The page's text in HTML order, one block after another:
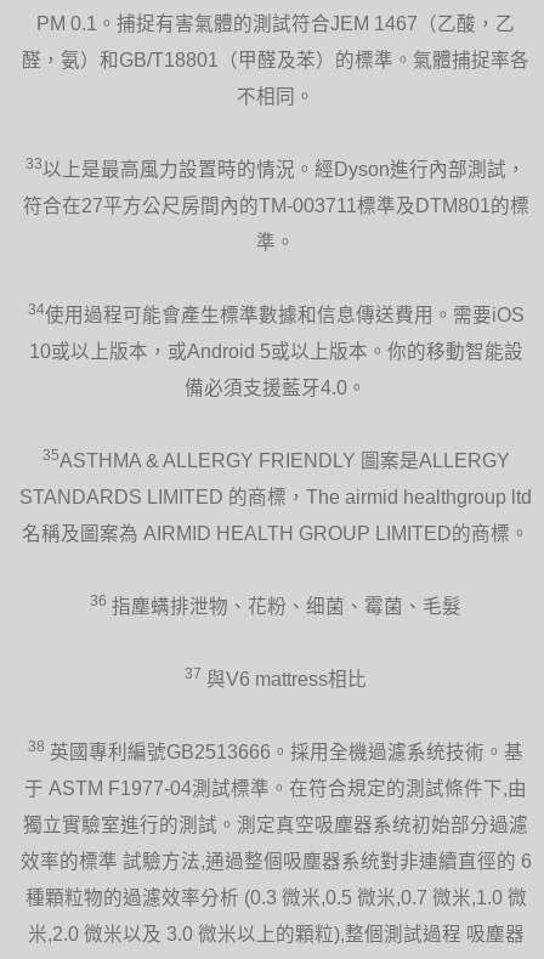
PM 0.1。捕捉有害氣體的測試符合JEM 1467（乙酸，乙
醛，氨）和GB/T18801（甲醛及苯）的標準。氣體捕捉率各
不相同。
33以上是最高風力設置時的情況。經Dyson進行內部測試，
符合在27平方公尺房間內的TM-003711標準及DTM801的標
準。
34使用過程可能會產生標準數據和信息傳送費用。需要iOS
10或以上版本，或Android 5或以上版本。你的移動智能設
備必須支援藍牙4.0。
35ASTHMA & ALLERGY FRIENDLY 圖案是ALLERGY
STANDARDS LIMITED 的商標，The airmid healthgroup ltd
名稱及圖案為 AIRMID HEALTH GROUP LIMITED的商標。
36 指塵螨排泄物、花粉、细菌、霉菌、毛髮
37 與V6 mattress相比
38 英國專利編號GB2513666。採用全機過濾系统技術。基
于 ASTM F1977-04測試標準。在符合規定的測試條件下,由
獨立實驗室進行的測試。測定真空吸塵器系统初始部分過濾
效率的標準 試驗方法,通過整個吸塵器系统對非連續直徑的 6
種顆粒物的過濾效率分析 (0.3 微米,0.5 微米,0.7 微米,1.0 微
米,2.0 微米以及 3.0 微米以上的顆粒),整個測試過程 吸塵器